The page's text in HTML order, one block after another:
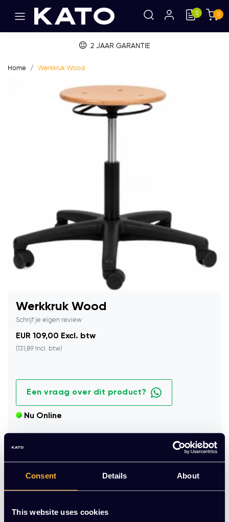
Consent Details About
This website uses cookies
0 0
2 JAAR GARANTIE
Home Werkkruk Wood
Werkkruk Wood
Schrijf je eigen review
EUR 109,00 Excl. btw
(131,89 Incl. btw)
Een vraag over dit product?
Nu Online
Praktische werkkruk met houten zitting, draaifunctie en
stevig onderstel.